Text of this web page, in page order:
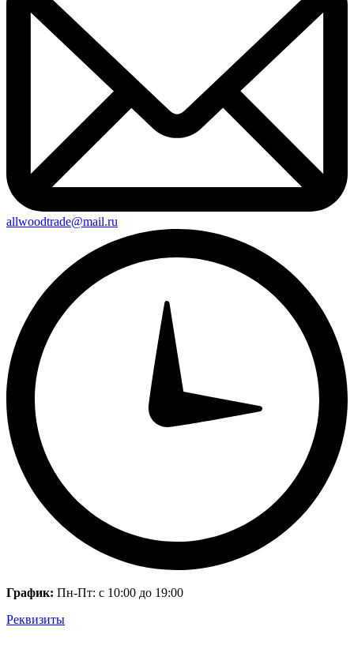
allwoodtrade@mail.ru
График: Пн-Пт: с 10:00 до 19:00
Реквизиты